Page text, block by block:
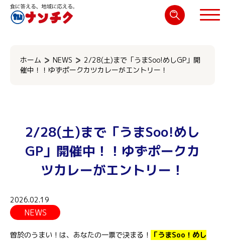
ホーム NEWS
2/28(土)まで「うまSoo!めしGP」開
催中！！ゆずポークカツカレーがエントリー！
2/28(土)まで「うまSoo!めし
GP」開催中！！ゆずポークカ
ツカレーがエントリー！
2026.02.19
NEWS
曽於のうまい！は、あなたの一票で決まる！
「うまSoo！めし